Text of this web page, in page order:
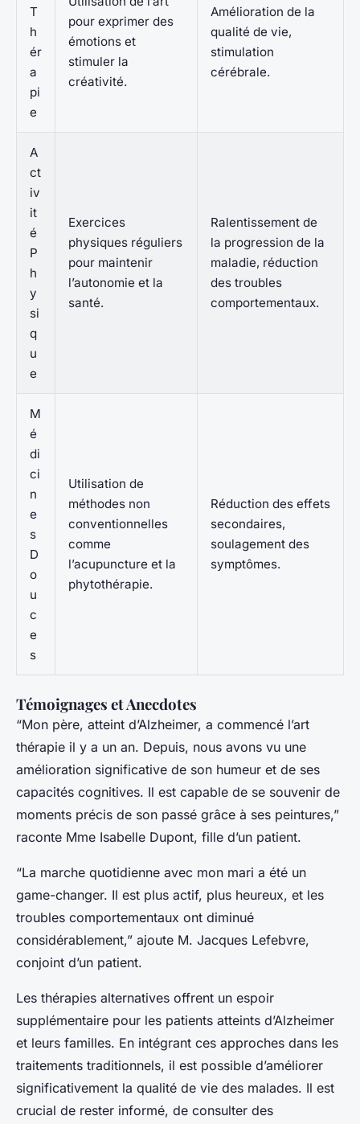
T
h
ér
a
pi
e
pour exprimer des
émotions et
stimuler la
créativité.
Amélioration de la
qualité de vie,
stimulation
cérébrale.
A
ct
iv
it
é
P
h
y
si
q
u
e
Exercices
physiques réguliers
pour maintenir
l’autonomie et la
santé.
Ralentissement de
la progression de la
maladie, réduction
des troubles
comportementaux.
M
é
di
ci
n
e
s
D
o
u
c
e
s
Utilisation de
méthodes non
conventionnelles
comme
l’acupuncture et la
phytothérapie.
Réduction des effets
secondaires,
soulagement des
symptômes.
Témoignages et Anecdotes
“Mon père, atteint d’Alzheimer, a commencé l’art
thérapie il y a un an. Depuis, nous avons vu une
amélioration significative de son humeur et de ses
capacités cognitives. Il est capable de se souvenir de
moments précis de son passé grâce à ses peintures,”
raconte Mme Isabelle Dupont, fille d’un patient.
“La marche quotidienne avec mon mari a été un
game-changer. Il est plus actif, plus heureux, et les
troubles comportementaux ont diminué
considérablement,” ajoute M. Jacques Lefebvre,
conjoint d’un patient.
Les thérapies alternatives offrent un espoir
supplémentaire pour les patients atteints d’Alzheimer
et leurs familles. En intégrant ces approches dans les
traitements traditionnels, il est possible d’améliorer
significativement la qualité de vie des malades. Il est
crucial de rester informé, de consulter des